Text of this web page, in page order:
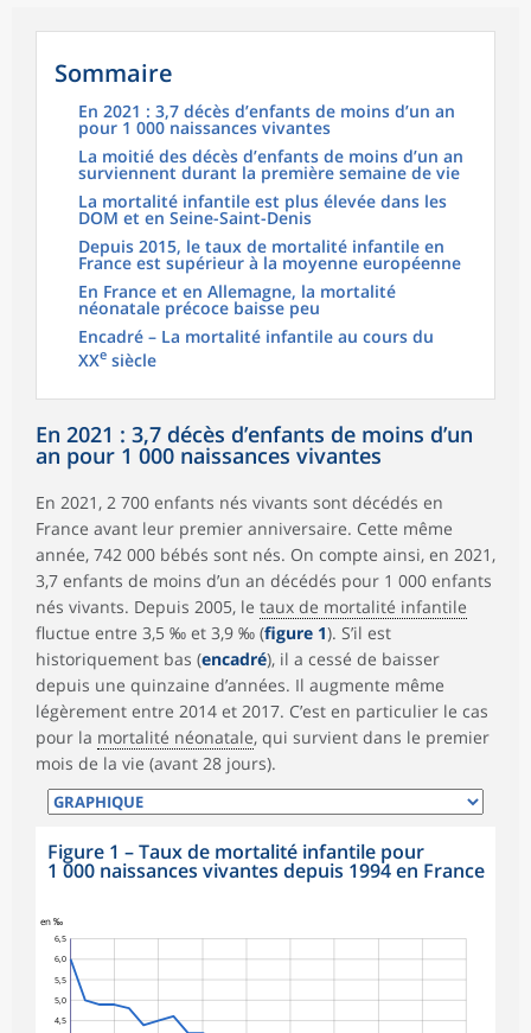
Sommaire
En 2021 : 3,7 décès d’enfants de moins d’un an
pour 1 000 naissances vivantes
La moitié des décès d’enfants de moins d’un an
surviennent durant la première semaine de vie
La mortalité infantile est plus élevée dans les
DOM et en Seine-Saint-Denis
Depuis 2015, le taux de mortalité infantile en
France est supérieur à la moyenne européenne
En France et en Allemagne, la mortalité
néonatale précoce baisse peu
Encadré – La mortalité infantile au cours du
XXe siècle
En 2021 : 3,7 décès d’enfants de moins d’un
an pour 1 000 naissances vivantes
En 2021, 2 700 enfants nés vivants sont décédés en
France avant leur premier anniversaire. Cette même
année, 742 000 bébés sont nés. On compte ainsi, en 2021,
3,7 enfants de moins d’un an décédés pour 1 000 enfants
nés vivants. Depuis 2005, le taux de mortalité infantile
fluctue entre 3,5 ‰ et 3,9 ‰ (figure 1). S’il est
historiquement bas (encadré), il a cessé de baisser
depuis une quinzaine d’années. Il augmente même
légèrement entre 2014 et 2017. C’est en particulier le cas
pour la mortalité néonatale, qui survient dans le premier
mois de la vie (avant 28 jours).
Figure 1 – Taux de mortalité infantile pour
1 000 naissances vivantes depuis 1994 en France
4,5
5,0
5,5
6,0
6,5
en ‰